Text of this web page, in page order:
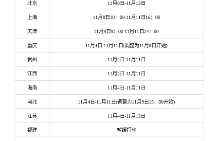
北京 11月8日-11月13日
上海 11月8日10：00-11月11日16：00
天津 11月9日9：00-11月11日24：00
重庆 11月4日-11月11日(调整为11月8日开始)
贵州 11月4日-11月11日
江西 11月4日-11月11日
海南 11月4日-11月11日
河北 11月4日-11月11日(调整为11月9日15：00开始)
江苏 11月4日-11月13日
福建 暂缓打印